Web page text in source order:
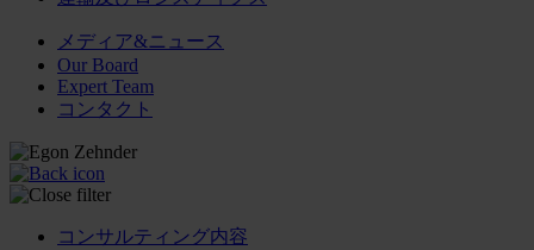
メディア&ニュース
Our Board
Expert Team
コンタクト
コンサルティング内容